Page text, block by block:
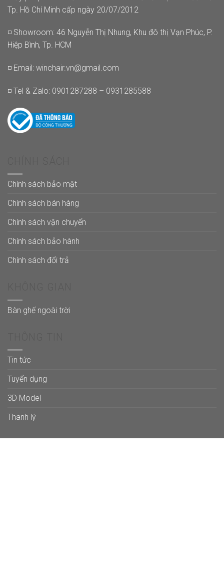
Tp. Hồ Chí Minh cấp ngày 20/07/2012
◽ Showroom: 46 Nguyễn Thị Nhung, Khu đô thị Vạn Phúc, P.
Hiệp Bình, Tp. HCM
◽ Email: winchair.vn@gmail.com
◽ Tel & Zalo: 0901287288 – 0931285588
Chính sách bảo mật
Chính sách bán hàng
Chính sách vận chuyển
Chính sách bảo hành
Chính sách đổi trả
Bàn ghế ngoài trời
Tin tức
Tuyển dụng
3D Model
Thanh lý